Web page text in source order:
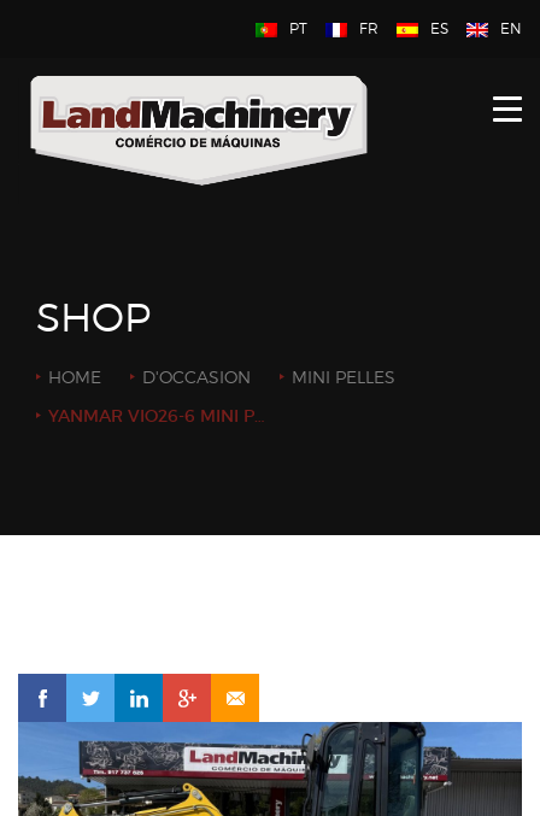
PT FR ES EN
HOME
À PROPOS DE NOUS
SHOP
HOME D'OCCASION MINI PELLES
YANMAR VIO26-6 MINI PELLE 2.6TON ANNÉE: 2020 / HEURES: 1480